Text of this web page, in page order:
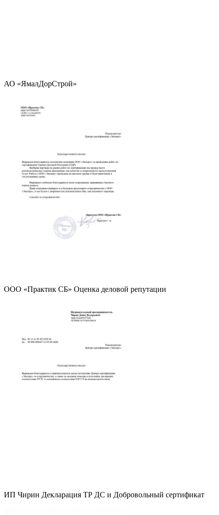
АО «ЯмалДорСтрой»
ООО «Практик СБ» Оценка деловой репутации
ИП Чирин Декларация ТР ДС и Добровольный сертификат